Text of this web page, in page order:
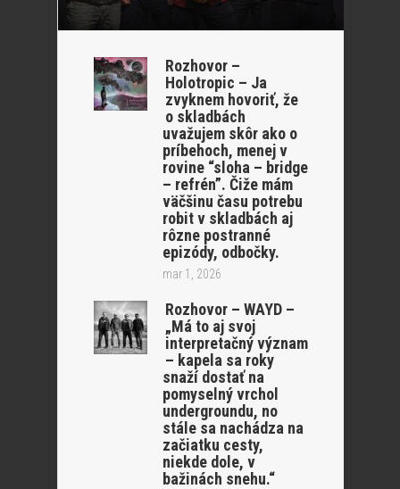
Rozhovor –
Holotropic – Ja
zvyknem hovoriť, že
o skladbách
uvažujem skôr ako o
príbehoch, menej v
rovine “sloha – bridge
– refrén”. Čiže mám
väčšinu času potrebu
robit v skladbách aj
rôzne postranné
epizódy, odbočky.
mar 1, 2026
Rozhovor – WAYD –
„Má to aj svoj
interpretačný význam
– kapela sa roky
snaží dostať na
pomyselný vrchol
undergroundu, no
stále sa nachádza na
začiatku cesty,
niekde dole, v
bažinách snehu.“